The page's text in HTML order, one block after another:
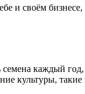
и своём
семена каждый
культуры, такие